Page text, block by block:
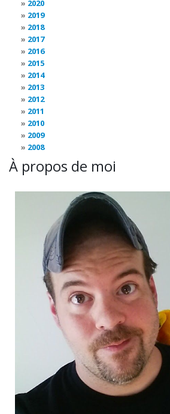
2020
2019
2018
2017
2016
2015
2014
2013
2012
2011
2010
2009
2008
À propos de moi